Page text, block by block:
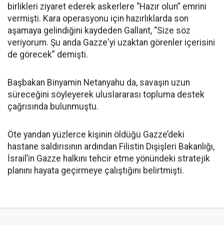
birlikleri ziyaret ederek askerlere “Hazır olun” emrini
vermişti. Kara operasyonu için hazırlıklarda son
aşamaya gelindiğini kaydeden Gallant, “Size söz
veriyorum. Şu anda Gazze'yi uzaktan görenler içerisini
de görecek” demişti.
Başbakan Binyamin Netanyahu da, savaşın uzun
süreceğini söyleyerek uluslararası topluma destek
çağrısında bulunmuştu.
Öte yandan yüzlerce kişinin öldüğü Gazze’deki
hastane saldırısının ardından Filistin Dışişleri Bakanlığı,
İsrail’in Gazze halkını tehcir etme yönündeki stratejik
planını hayata geçirmeye çalıştığını belirtmişti.